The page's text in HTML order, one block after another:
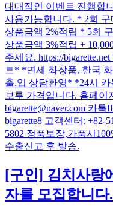
대대적인 이벤트 진행합
사용가능합니다. * 2회
상품금액 2%적립 * 5회
상품금액 3%적립 +
주세요. https://
트* *면세 화장품, 한국
출.입 상담환영* *24시
보루 가격입니다. 홈페이
bigarette@naver.com 카
bigarette8 고객센터: +82-
5802 정품보장,가품시
수출신고 후 발송.
[구인] 김치사랑
자를 모집합니다.